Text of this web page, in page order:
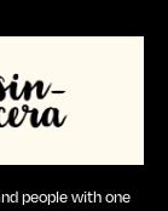
people with one